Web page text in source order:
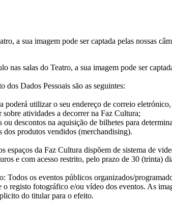
a sua imagem pode ser captada pelas nossas
nas salas do Teatro, a sua imagem pode ser
dos Dados Pessoais são as seguintes:
utilizar o seu endereço de correio
atividades a decorrer na Faz Cultura;
descontos na aquisição de bilhetes para
produtos vendidos (merchandising).
espaços da Faz Cultura dispõem de sistema de
e com acesso restrito, pelo prazo de 30 (trinta)
Todos os eventos públicos organizados/
registo fotográfico e/ou vídeo dos eventos. As
do titular para o efeito.